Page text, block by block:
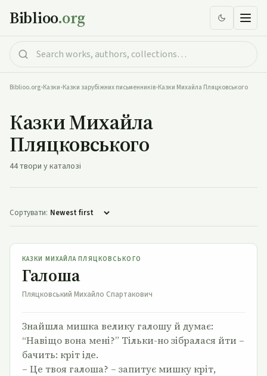
Biblioo.org
Biblioo.org•Казки•Казки зарубіжних письменників•Казки Михайла Пляцковського
Казки Михайла
Пляцковського
44 твори у каталозі
Сортувати:
Галоша
КАЗКИ МИХАЙЛА ПЛЯЦКОВСЬКОГО
Галоша
Пляцковський Михайло Спартакович
Знайшла мишка велику галошу й думає:
“Навіщо вона мені?” Тільки-но зібралася йти –
бачить: кріт іде.
– Це твоя галоша? – запитує мишку кріт,